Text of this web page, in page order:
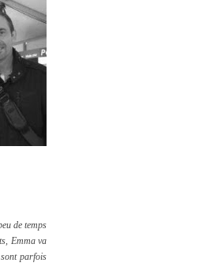
de temps
Emma va
parfois